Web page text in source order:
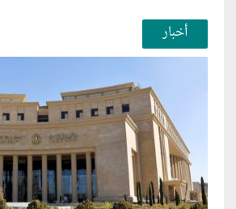
أخبار